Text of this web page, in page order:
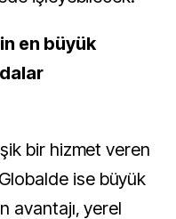
en büyük
bir hizmet veren
ise büyük
avantajı, yerel